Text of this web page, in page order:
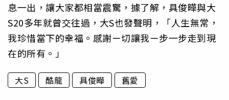
息一出，讓大家都相當震驚，據了解，具俊曄與大
S20多年就曾交往過，大S也發聲明，「人生無常，
我珍惜當下的幸福。感謝ㄧ切讓我ㄧ步一步走到現
在的所有。」
大S 酷龍 具俊曄 舊愛